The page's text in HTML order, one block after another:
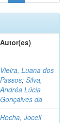
Autor(es)
Vieira, Luana dos
Passos; Silva,
Andréa Lúcia
Gonçalves da
Rocha, Joceli